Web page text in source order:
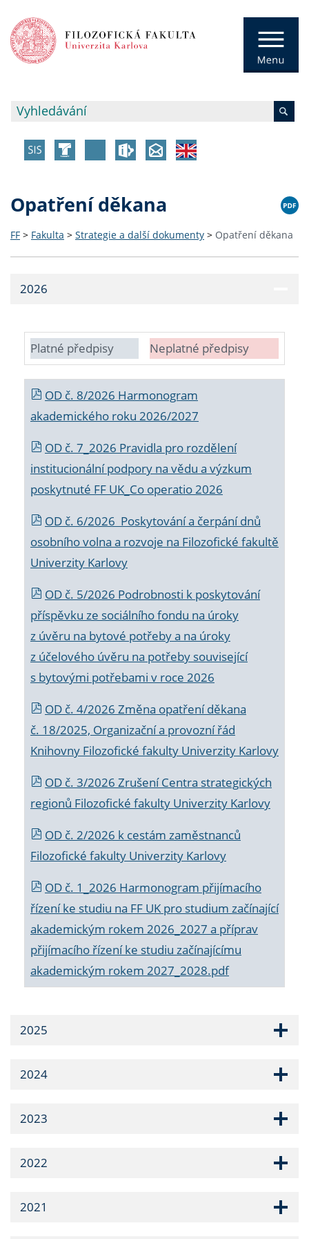
Opatření děkana
FF > Fakulta > Strategie a další dokumenty > Opatření děkana
2026
Platné předpisy Neplatné předpisy
OD č. 8/2026 Harmonogram
akademického roku 2026/2027
OD č. 7_2026 Pravidla pro rozdělení
institucionální podpory na vědu a výzkum
poskytnuté FF UK_Co operatio 2026
OD č. 6/2026 Poskytování a čerpání dnů
osobního volna a rozvoje na Filozofické fakultě
Univerzity Karlovy
OD č. 5/2026 Podrobnosti k poskytování
příspěvku ze sociálního fondu na úroky
z úvěru na bytové potřeby a na úroky
z účelového úvěru na potřeby související
s bytovými potřebami v roce 2026
OD č. 4/2026 Změna opatření děkana
č. 18/2025, Organizační a provozní řád
Knihovny Filozofické fakulty Univerzity Karlovy
OD č. 3/2026 Zrušení Centra strategických
regionů Filozofické fakulty Univerzity Karlovy
OD č. 2/2026 k cestám zaměstnanců
Filozofické fakulty Univerzity Karlovy
OD č. 1_2026 Harmonogram přijímacího
řízení ke studiu na FF UK pro studium začínající
akademickým rokem 2026_2027 a příprav
přijímacího řízení ke studiu začínajícímu
akademickým rokem 2027_2028.pdf
2025
2024
2023
2022
2021